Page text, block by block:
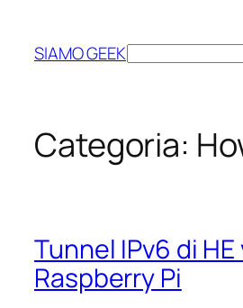
contenuto
SIAMO GEEKCerca
Categoria:
Tunnel IPv6 di HE
Raspberry Pi